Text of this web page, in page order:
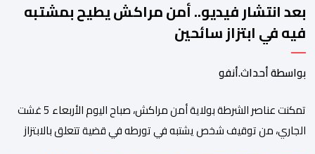
بعد انتشار فيديو.. أمن مراكش يطيح بمشتبه
فيه في ابتزاز سائحين
بواسطة أحداث.أنفو
تمكنت عناصر الشرطة بولاية أمن مراكش، صباح اليوم الأربعاء 5 غشت
الجاري، من توقيف شخص يشتبه في تورطه في قضية تتعلق بالابتزاز